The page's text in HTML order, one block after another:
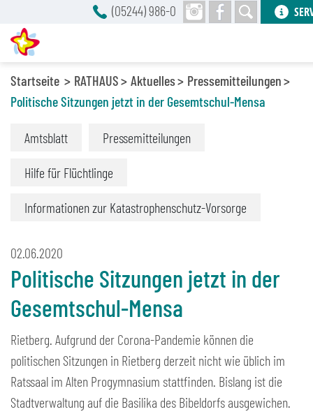
Startseite RATHAUS Aktuelles
Pressemitteilungen
Politische Sitzungen jetzt in der Gesemtschul-Mensa
Amtsblatt Pressemitteilungen
Hilfe für Flüchtlinge
Informationen zur Katastrophenschutz-Vorsorge
02.06.2020
Politische Sitzungen jetzt in der
Gesemtschul-Mensa
Rietberg. Aufgrund der Corona-Pandemie können die
politischen Sitzungen in Rietberg derzeit nicht wie üblich im
Ratssaal im Alten Progymnasium stattfinden. Bislang ist die
Stadtverwaltung auf die Basilika des Bibeldorfs ausgewichen.
(05244) 986-0